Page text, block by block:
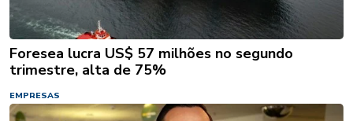
Foresea lucra US$ 57 milhões no segundo
trimestre, alta de 75%
EMPRESAS